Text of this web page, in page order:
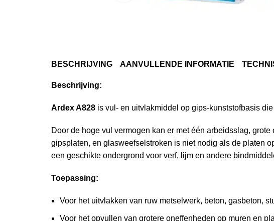
BESCHRIJVING AANVULLENDE INFORMATIE
Beschrijving:
Ardex A828 is vul- en uitvlakmiddel op gips-kunststofbasis
Door de hoge vul vermogen kan er met één arbeidsslag,
gipsplaten, en glasweefselstroken is niet nodig als de platen
een geschikte ondergrond voor verf, lijm en andere
Toepassing:
Voor het uitvlakken van ruw metselwerk, beton, gasbeton,
Voor het opvullen van grotere oneffenheden op muren en